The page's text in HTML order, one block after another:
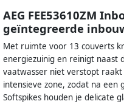
AEG FEE53610ZM
geïntegreerde
Met ruimte voor 13 couverts
energiezuinig en reinigt naast
vaatwasser niet verstopt
intensieve zone, zodat na een
Softspikes houden je delicate